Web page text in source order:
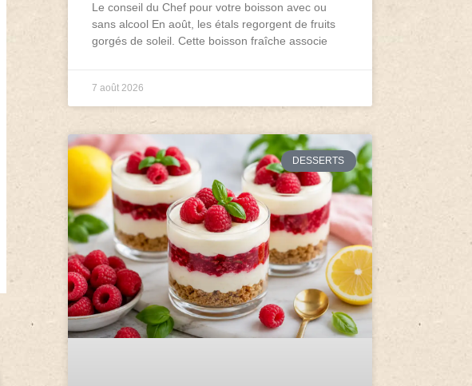
Le conseil du Chef pour votre boisson avec ou
sans alcool En août, les étals regorgent de fruits
gorgés de soleil. Cette boisson fraîche associe
7 août 2026
DESSERTS